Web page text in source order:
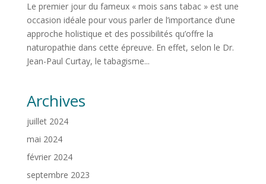
Le premier jour du fameux « mois sans tabac » est une
occasion idéale pour vous parler de l’importance d’une
approche holistique et des possibilités qu’offre la
naturopathie dans cette épreuve. En effet, selon le Dr.
Jean-Paul Curtay, le tabagisme...
Archives
juillet 2024
mai 2024
février 2024
septembre 2023